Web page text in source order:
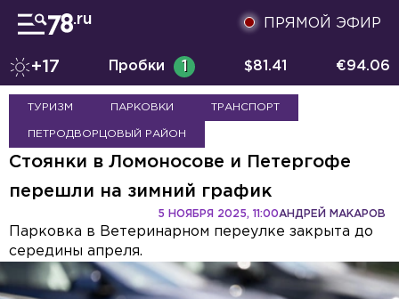
ПРЯМОЙ ЭФИР
+17 Пробки 1 $81.41 €94.06
ТУРИЗМ ПАРКОВКИ ТРАНСПОРТ
ПЕТРОДВОРЦОВЫЙ РАЙОН
Стоянки в Ломоносове и Петергофе
перешли на зимний график
АНДРЕЙ МАКАРОВ
5 НОЯБРЯ 2025, 11:00
Парковка в Ветеринарном переулке закрыта до
середины апреля.